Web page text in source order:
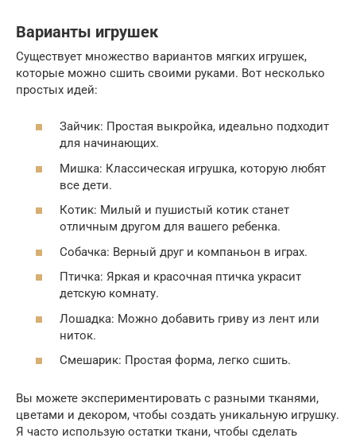
Варианты игрушек
Существует множество вариантов мягких игрушек,
которые можно сшить своими руками. Вот несколько
простых идей:
Зайчик: Простая выкройка, идеально подходит
для начинающих.
Мишка: Классическая игрушка, которую любят
все дети.
Котик: Милый и пушистый котик станет
отличным другом для вашего ребенка.
Собачка: Верный друг и компаньон в играх.
Птичка: Яркая и красочная птичка украсит
детскую комнату.
Лошадка: Можно добавить гриву из лент или
ниток.
Смешарик: Простая форма, легко сшить.
Вы можете экспериментировать с разными тканями,
цветами и декором, чтобы создать уникальную игрушку.
Я часто использую остатки ткани, чтобы сделать